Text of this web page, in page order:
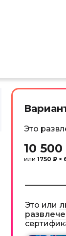
Это
10
или 1750 ₽ ×
Это или